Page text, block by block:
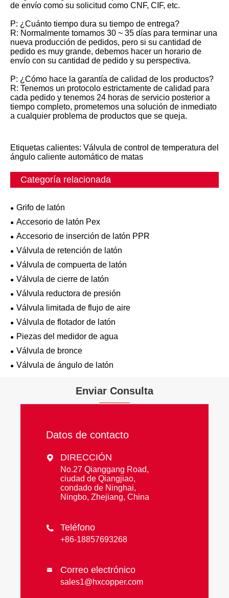
de envío como su solicitud como CNF, CIF, etc.
P: ¿Cuánto tiempo dura su tiempo de entrega?
R: Normalmente tomamos 30 ~ 35 días para terminar una
nueva producción de pedidos, pero si su cantidad de
pedido es muy grande, debemos hacer un horario de
envío con su cantidad de pedido y su perspectiva.
P: ¿Cómo hace la garantía de calidad de los productos?
R: Tenemos un protocolo estrictamente de calidad para
cada pedido y tenemos 24 horas de servicio posterior a
tiempo completo, prometemos una solución de inmediato
a cualquier problema de productos que se queja.
Etiquetas calientes: Válvula de control de temperatura del
ángulo caliente automático de matas
Categoría relacionada
Grifo de latón
Accesorio de latón Pex
Accesorio de inserción de latón PPR
Válvula de retención de latón
Válvula de compuerta de latón
Válvula de cierre de latón
Válvula reductora de presión
Válvula limitada de flujo de aire
Válvula de flotador de latón
Piezas del medidor de agua
Válvula de bronce
Válvula de ángulo de latón
Enviar Consulta
Datos de contacto
 DIRECCIÓN
No.27 Qianggang Road,
ciudad de Qiangjiao,
condado de Ninghai,
Ningbo, Zhejiang, China
 Teléfono
+86-18857693268
 Correo electrónico
sales1@hxcopper.com